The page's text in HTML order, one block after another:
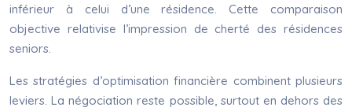
inférieur à celui d’une résidence. Cette comparaison
objective relativise l’impression de cherté des résidences
seniors.
Les stratégies d’optimisation financière combinent plusieurs
leviers. La négociation reste possible, surtout en dehors des